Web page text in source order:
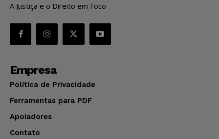
A Justiça e o Direito em Foco
Empresa
Política de Privacidade
Ferramentas para PDF
Apoiadores
Contato